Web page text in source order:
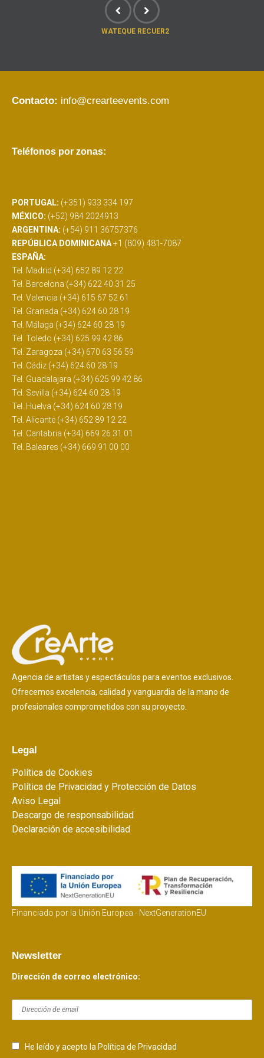
WATEQUE RECUER2
Contacto: info@crearteevents.com
Teléfonos por zonas:
PORTUGAL: (+351) 933 334 197
MÉXICO: (+52) 984 2024913
ARGENTINA: (+54) 911 36757376
REPÚBLICA DOMINICANA+1 (809) 481-7087
ESPAÑA:
Tel. Madrid (+34) 652 89 12 22
Tel. Barcelona (+34) 622 40 31 25
Tel. Valencia (+34) 615 67 52 61
Tel. Granada (+34) 624 60 28 19
Tel. Málaga (+34) 624 60 28 19
Tel. Toledo (+34) 625 99 42 86
Tel. Zaragoza (+34) 670 63 56 59
Tel. Cádiz (+34) 624 60 28 19
Tel. Guadalajara (+34) 625 99 42 86
Tel. Sevilla (+34) 624 60 28 19
Tel. Huelva (+34) 624 60 28 19
Tel. Alicante (+34) 652 89 12 22
Tel. Cantabria (+34) 669 26 31 01
Tel. Baleares (+34) 669 91 00 00
Agencia de artistas y espectáculos para eventos exclusivos.
Ofrecemos excelencia, calidad y vanguardia de la mano de
profesionales comprometidos con su proyecto.
Legal
Política de Cookies
Política de Privacidad y Protección de Datos
Aviso Legal
Descargo de responsabilidad
Declaración de accesibilidad
Financiado por la Unión Europea - NextGenerationEU
Newsletter
Dirección de correo electrónico:
He leído y acepto la Política de Privacidad